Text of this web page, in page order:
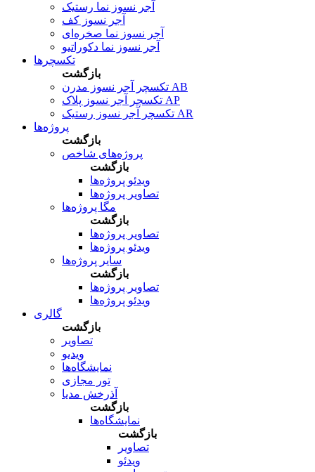
آجر نسوز نما رستیک
آجر نسوز کف
آجر نسوز نما صخره‌ای
آجر نسوز نما دکوراتیو
تکسچرها
بازگشت
تکسچر آجر نسوز مدرن AB
تکسچر آجر نسوز پلاک AP
تکسچر آجر نسوز رستیک AR
پروژه‌ها
بازگشت
پروژه‌های شاخص
بازگشت
ویدئو پروژه‌ها
تصاویر پروژه‌ها
مگا پروژه‌ها
بازگشت
تصاویر پروژه‌ها
ویدئو پروژه‌ها
سایر پروژه‌ها
بازگشت
تصاویر پروژه‌ها
ویدئو پروژه‌ها
گالری
بازگشت
تصاویر
ویدیو
نمایشگاه‌ها
تور مجازی
آذرخش مدیا
بازگشت
نمایشگاه‌ها
بازگشت
تصاویر
ویدئو